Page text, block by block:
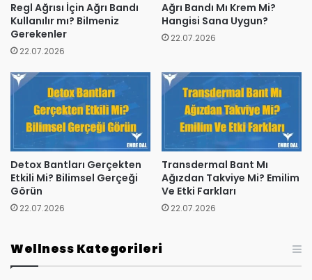
Regl Ağrısı İçin Ağrı Bandı
Kullanılır mı? Bilmeniz
Gerekenler
22.07.2026
Ağrı Bandı Mı Krem Mi?
Hangisi Sana Uygun?
22.07.2026
Detox Bantları Gerçekten
Etkili Mi? Bilimsel Gerçeği
Görün
22.07.2026
Transdermal Bant Mı
Ağızdan Takviye Mi? Emilim
Ve Etki Farkları
22.07.2026
Wellness Kategorileri